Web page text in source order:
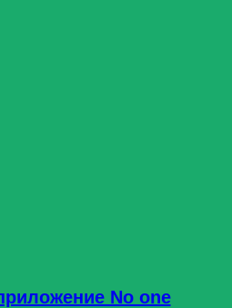
No one